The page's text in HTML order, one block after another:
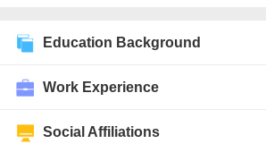
Education Background
Work Experience
Social Affiliations